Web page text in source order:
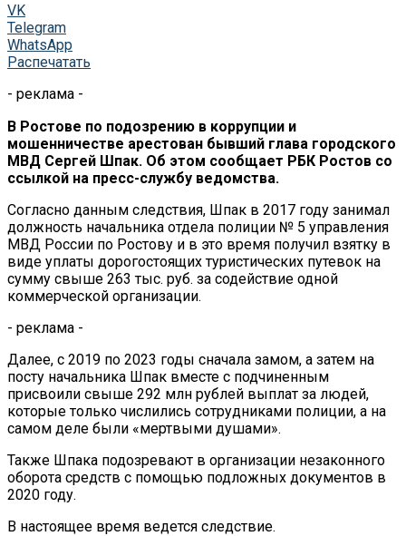
VK
Telegram
WhatsApp
Распечатать
- реклама -
В Ростове по подозрению в коррупции и
мошенничестве арестован бывший глава городского
МВД Сергей Шпак. Об этом сообщает РБК Ростов со
ссылкой на пресс-службу ведомства.
Согласно данным следствия, Шпак в 2017 году занимал
должность начальника отдела полиции № 5 управления
МВД России по Ростову и в это время получил взятку в
виде уплаты дорогостоящих туристических путевок на
сумму свыше 263 тыс. руб. за содействие одной
коммерческой организации.
- реклама -
Далее, с 2019 по 2023 годы сначала замом, а затем на
посту начальника Шпак вместе с подчиненным
присвоили свыше 292 млн рублей выплат за людей,
которые только числились сотрудниками полиции, а на
самом деле были «мертвыми душами».
Также Шпака подозревают в организации незаконного
оборота средств с помощью подложных документов в
2020 году.
В настоящее время ведется следствие.